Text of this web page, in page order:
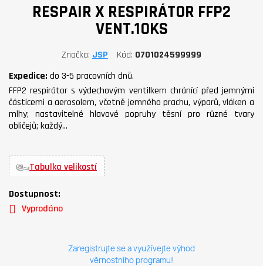
RESPAIR X RESPIRÁTOR FFP2
VENT.10KS
Značka JSP Kód 0701024599999
Expedice: do 3-5 pracovních dnů.
FFP2 respirátor s výdechovým ventilkem chránící před jemnými
částicemi a aerosolem, včetně jemného prachu, výparů, vláken a
mlhy; nastavitelné hlavové popruhy těsní pro různé tvary
obličejů; každý…
Tabulka velikostí
Dostupnost:
Vyprodáno
Zaregistrujte se a využívejte výhod
věrnostního programu!